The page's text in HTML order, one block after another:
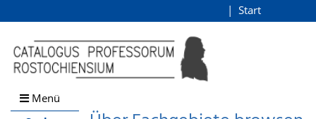
Browsen
direkt zum Inhalt
Start
Menü